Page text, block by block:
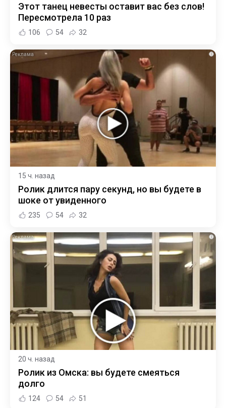
Этот танец невесты оставит вас без слов!
Пересмотрела 10 раз
106 54 32
i
15 ч. назад
Ролик длится пару секунд, но вы будете в
шоке от увиденного
235 54 32
i
20 ч. назад
Ролик из Омска: вы будете смеяться
долго
124 54 51